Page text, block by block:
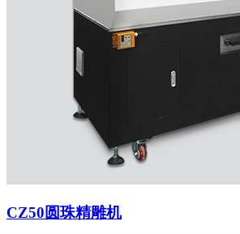
CZ50圆珠精雕机